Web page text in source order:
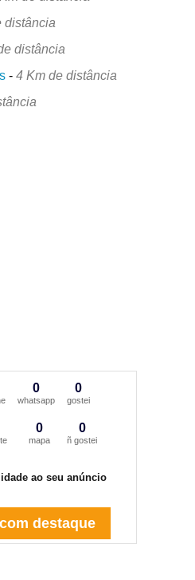
distância
distância
-4 Km de distância
0
whatsapp
0
gostei
0
mapa
0
ñ gostei
ao seu anúncio
destaque